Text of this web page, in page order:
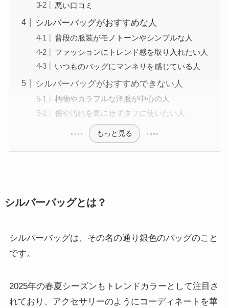
悪い口コミ
シルバーバッグがおすすめな人
普段の服装がモノトーンやシンプルな人
ファッションにトレンド感を取り入れたい人
いつものバッグにマンネリを感じている人
シルバーバッグがおすすめできない人
柄物やカラフルな洋服が中心の人
傷や汚れを気にせずタフに使いたい人
もっと見る
シルバーバッグとは？
シルバーバッグは、その名の通り銀色のバッグのこと
です。
2025年の春夏シーズンもトレンドカラーとして注目さ
れており、アクセサリーのようにコーディネートを華